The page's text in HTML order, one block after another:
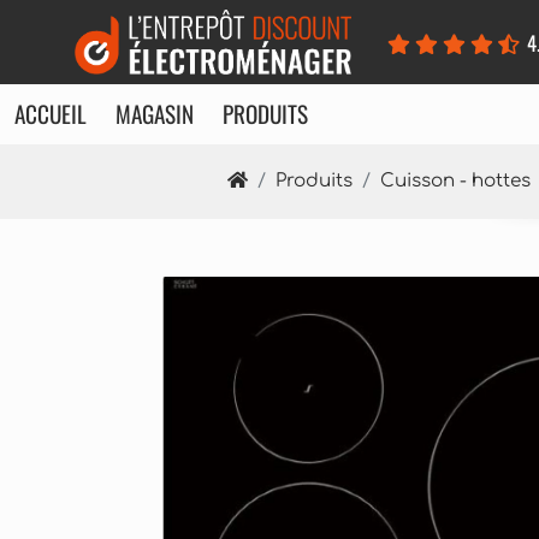
ACCUEIL MAGASIN PRODUITS
Produits Cuisson - hottes
Panneau de gestion des cookies